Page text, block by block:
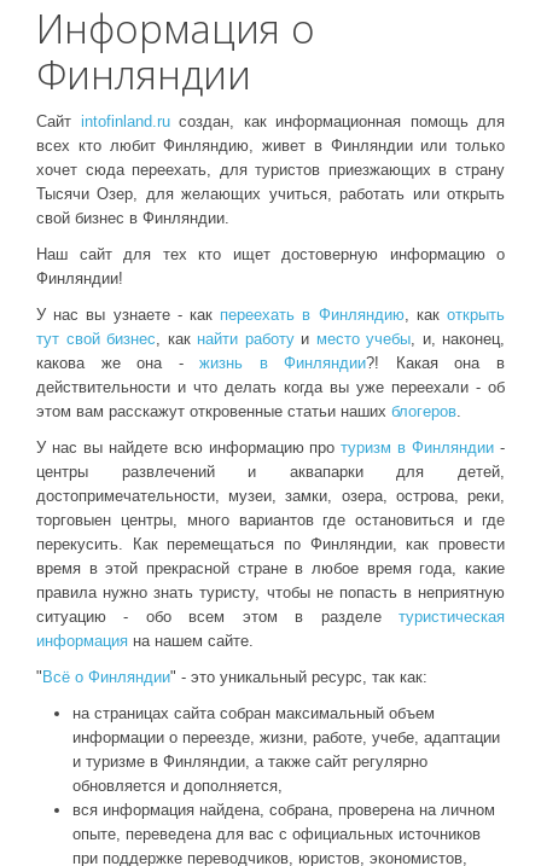
Информация о
Финляндии
Сайт intofinland.ruсоздан, как информационная помощь для
всех кто любит Финляндию, живет в Финляндии или только
хочет сюда переехать, для туристов приезжающих в страну
Тысячи Озер, для желающих учиться, работать или открыть
свой бизнес в Финляндии.
Наш сайт для тех кто ищет достоверную информацию о
Финляндии!
У нас вы узнаете - как переехать в Финляндию, какоткрыть
тут свой бизнес, как найти работуи место учебы, и, наконец,
какова же она -жизнь в Финляндии?! Какая она в
действительности и что делать когда вы уже переехали - об
этом вам расскажут откровенные статьи наших блогеров.
У нас вы найдете всю информацию протуризм в Финляндии -
центры развлечений и аквапарки для детей,
достопримечательности, музеи, замки, озера, острова, реки,
торговыен центры, много вариантов где остановиться и где
перекусить. Как перемещаться по Финляндии, как провести
время в этой прекрасной стране в любое время года, какие
правила нужно знать туристу, чтобы не попасть в неприятную
ситуацию - обо всем этом в разделе туристическая
информация на нашем сайте.
" Всё о Финляндии" - это уникальный ресурс, так как:
на страницах сайта собран максимальный объем
информации о переезде, жизни, работе, учебе, адаптации
и туризме в Финляндии, а также сайт регулярно
обновляется и дополняется,
вся информация найдена, собрана, проверена на личном
опыте, переведена для вас с официальных источников
при поддержке переводчиков, юристов, экономистов,